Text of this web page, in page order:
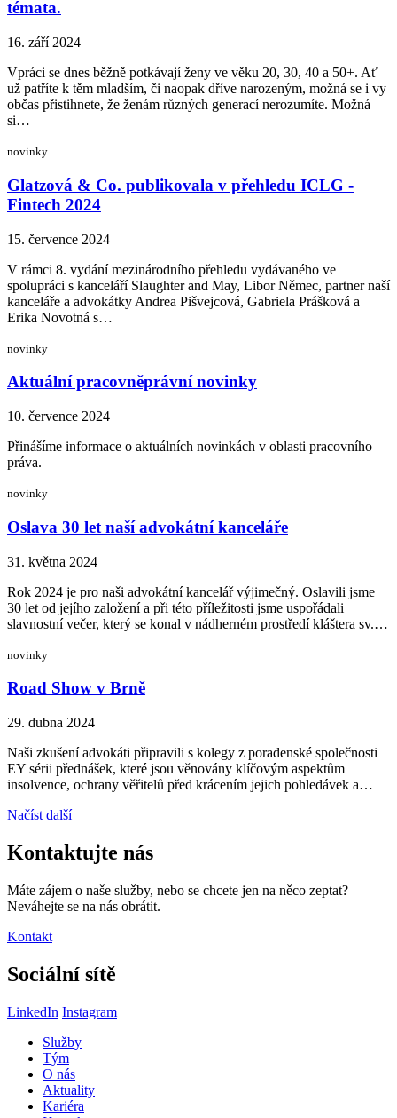
témata.
16. září 2024
Vpráci se dnes běžně potkávají ženy ve věku 20, 30, 40 a 50+. Ať
už patříte k těm mladším, či naopak dříve narozeným, možná se i vy
občas přistihnete, že ženám různých generací nerozumíte. Možná
si…
novinky
Glatzová & Co. publikovala v přehledu ICLG -
Fintech 2024
15. července 2024
V rámci 8. vydání mezinárodního přehledu vydávaného ve
spolupráci s kanceláří Slaughter and May, Libor Němec, partner naší
kanceláře a advokátky Andrea Pišvejcová, Gabriela Prášková a
Erika Novotná s…
novinky
Aktuální pracovněprávní novinky
10. července 2024
Přinášíme informace o aktuálních novinkách v oblasti pracovního
práva.
novinky
Oslava 30 let naší advokátní kanceláře
31. května 2024
Rok 2024 je pro naši advokátní kancelář výjimečný. Oslavili jsme
30 let od jejího založení a při této příležitosti jsme uspořádali
slavnostní večer, který se konal v nádherném prostředí kláštera sv.…
novinky
Road Show v Brně
29. dubna 2024
Naši zkušení advokáti připravili s kolegy z poradenské společnosti
EY sérii přednášek, které jsou věnovány klíčovým aspektům
insolvence, ochrany věřitelů před krácením jejich pohledávek a…
Načíst další
Kontaktujte nás
Máte zájem o naše služby, nebo se chcete jen na něco zeptat?
Neváhejte se na nás obrátit.
Kontakt
Sociální sítě
LinkedIn Instagram
Služby
Tým
O nás
Aktuality
Kariéra